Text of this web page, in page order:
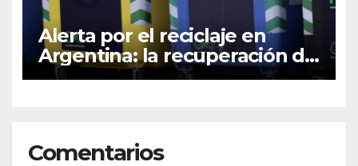
Alerta por el reciclaje en
Argentina: la recuperación de
plásticos cayó 11% durante
Comentarios